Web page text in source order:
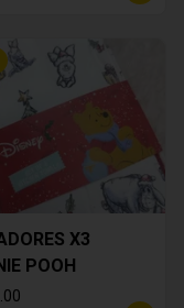
X3
POOH